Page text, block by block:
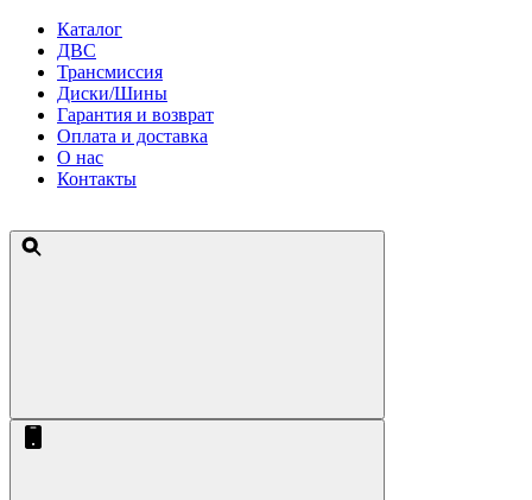
Каталог
ДВС
Трансмиссия
Диски/Шины
Гарантия и возврат
Оплата и доставка
О нас
Контакты